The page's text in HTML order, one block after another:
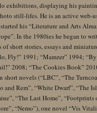
exhibitions, displaying his
still-lifes. He is an active web-
his “Literature and Arts
In the 1980ies he began to
of short stories, essays and
Fly!” 1991; “Mamzer” 1994;
2008; “The Cookies Book”
short novels (“LBC”, “The
and Rem”, “White Dwarf”, “The
“The Last Home”, “Footprints
“Nemo”), one novel “Vis